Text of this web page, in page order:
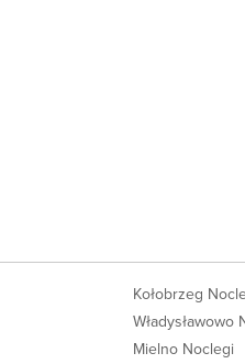
Kołobrzeg
Władysławowo
Mielno Noclegi